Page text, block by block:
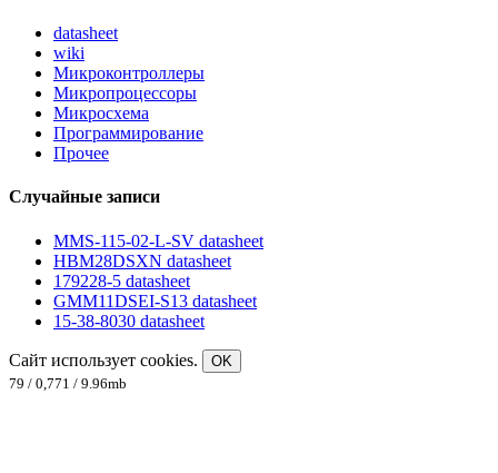
datasheet
wiki
Микроконтроллеры
Микропроцессоры
Микросхема
Программирование
Прочее
Случайные записи
MMS-115-02-L-SV datasheet
HBM28DSXN datasheet
179228-5 datasheet
GMM11DSEI-S13 datasheet
15-38-8030 datasheet
Сайт использует cookies.
OK
79 / 0,771 / 9.96mb